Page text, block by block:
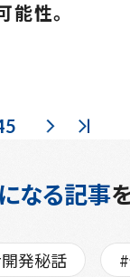
能性。
5 NEXT最後の
なる記事
発秘話